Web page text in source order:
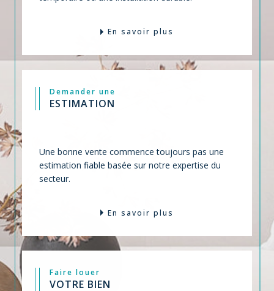
temporaire ou une installation durable.
Demander une
ESTIMATION
Une bonne vente commence toujours pas une
estimation fiable basée sur notre expertise du
En savoir plus
Faire louer